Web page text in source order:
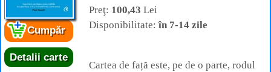
Cumpăr
Detalii carte
Preţ: 100,43 Lei
Disponibilitate:în 7-14 zile
Cartea de față este, pe de o parte, rodul